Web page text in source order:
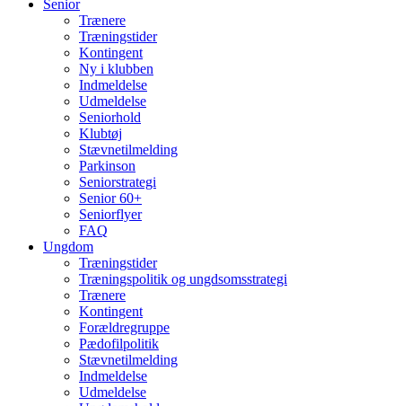
Senior
Trænere
Træningstider
Kontingent
Ny i klubben
Indmeldelse
Udmeldelse
Seniorhold
Klubtøj
Stævnetilmelding
Parkinson
Seniorstrategi
Senior 60+
Seniorflyer
FAQ
Ungdom
Træningstider
Træningspolitik og ungdsomsstrategi
Trænere
Kontingent
Forældregruppe
Pædofilpolitik
Stævnetilmelding
Indmeldelse
Udmeldelse